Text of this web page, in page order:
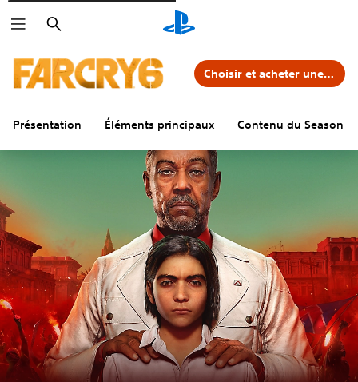
Rechercher
Présentation Éléments principaux Contenu du Season
Choisir et acheter une édition